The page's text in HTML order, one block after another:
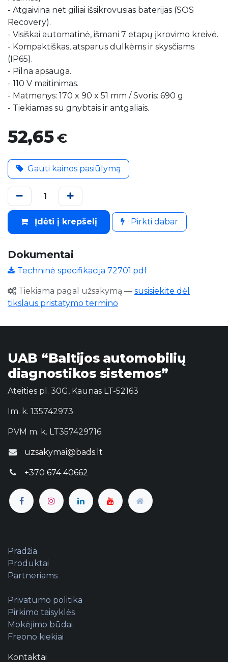
- Atgaivina net giliai išsikrovusias baterijas (SOS
Recovery).
- Visiškai automatinė, išmani 7 etapų įkrovimo kreivė.
- Kompaktiškas, atsparus dulkėms ir skysčiams
(IP65).
- Pilna apsauga.
- 110 V maitinimas.
- Matmenys: 170 x 90 x 51 mm / Svoris: 690 g.
- Tiekiamas su gnybtais ir antgaliais.
52,65€
Gauti kainos pasiūlymą
Įdėti į krepšelį Pirkti dabar
Dokumentai
Techninė specifikacija 72701.pdf
Tiekiama pagal užsakymą — susisiekite dėl
tikslaus pristatymo termino
UAB “Baltijos automobilių
diagnostikos sistemos”
Ateities pl. 30G, Kaunas LT-52163
Im. k. 135742973
PVM m. k. LT357429716
uzsakymai@bads.lt
+370 674 40662
Pradžia
Produktai
Partneriams
Privatumo politika
Pirkimo taisyklės
Mokėjimo būdai
Freono kiekiai
Kontaktai